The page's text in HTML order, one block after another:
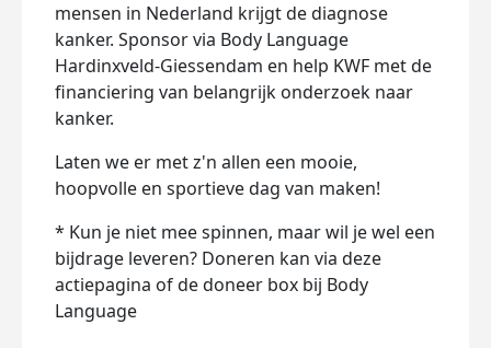
mensen in Nederland krijgt de diagnose
kanker. Sponsor via Body Language
Hardinxveld-Giessendam en help KWF met de
financiering van belangrijk onderzoek naar
kanker.
Laten we er met z'n allen een mooie,
hoopvolle en sportieve dag van maken!
* Kun je niet mee spinnen, maar wil je wel een
bijdrage leveren? Doneren kan via deze
actiepagina of de doneer box bij Body
Language